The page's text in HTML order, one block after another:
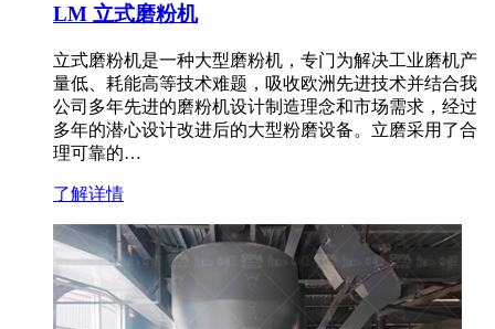
LM 立式磨粉机
立式磨粉机是一种大型磨粉机，专门为解决工业磨机产
量低、耗能高等技术难题，吸收欧洲先进技术并结合我
公司多年先进的磨粉机设计制造理念和市场需求，经过
多年的潜心设计改进后的大型粉磨设备。立磨采用了合
理可靠的…
了解详情